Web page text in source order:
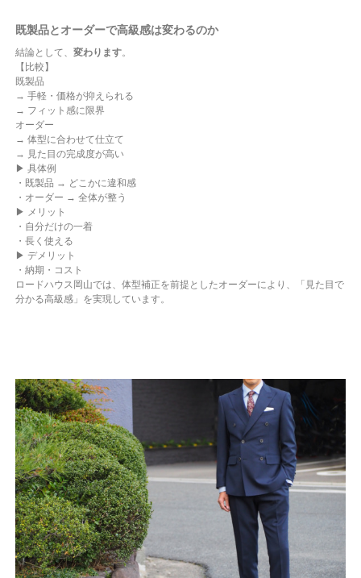
既製品とオーダーで高級感は変わるのか
結論として、 変わります。
【比較】
既製品
→ 手軽・価格が抑えられる
→ フィット感に限界
オーダー
→ 体型に合わせて仕立て
→ 見た目の完成度が高い
▶ 具体例
・既製品 → どこかに違和感
・オーダー → 全体が整う
▶ メリット
・自分だけの一着
・長く使える
▶ デメリット
・納期・コスト
ロードハウス岡山では、体型補正を前提としたオーダーにより、「見た目で
分かる高級感」を実現しています。